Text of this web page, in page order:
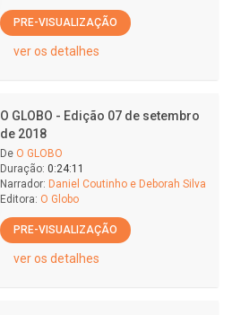
PRE-VISUALIZAÇÃO
ver os detalhes
O GLOBO - Edição 07 de setembro
de 2018
De O GLOBO
Duração: 0:24:11
Narrador: Daniel Coutinho e Deborah Silva
Editora: O Globo
PRE-VISUALIZAÇÃO
ver os detalhes